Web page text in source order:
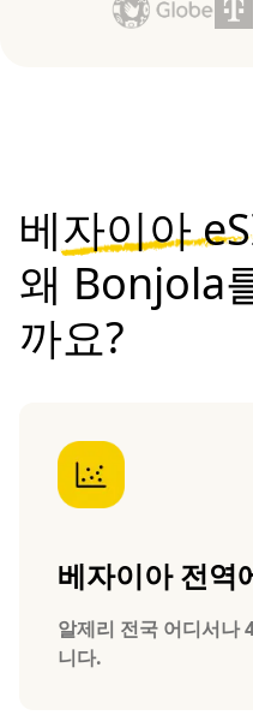
베자이아
왜 Bonjola
까요?
베자이아 전역
알제리 전국 어디서나
니다.